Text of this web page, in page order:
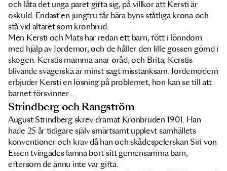
och låta det unga paret gifta sig, på villkor att Kersti är
oskuld. Endast en jungfru får bära byns ståtliga krona och
stå vid altaret som kronbrud.
Men Kersti och Mats har redan ett barn, fött i lönndom
med hjälp av Jordemor, och de håller den lille gossen gömd i
skogen. Kerstis mamma anar oråd, och Brita, Kerstis
blivande svägerska är minst sagt misstänksam. Jordemodern
erbjuder Kersti en lösning på problemet, hon kan se till att
barnet försvinner…
Strindberg och Rangström
August Strindberg skrev dramat Kronbruden 1901. Han
hade 25 år tidigare själv smärtsamt upplevt samhällets
konventioner och krav då han och skådespelerskan Siri von
Essen tvingades lämna bort sitt gemensamma barn,
eftersom de ännu inte var gifta.